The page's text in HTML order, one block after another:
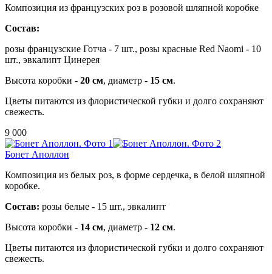
Композиция из французских роз в розовой шляпной коробке
Состав:
розы французские Готча - 7 шт., розы красные Red Naomi - 10
шт., эвкалипт Цинерея
Высота коробки - 20 см, диаметр - 15 см.
Цветы питаются из флористической губки и долго сохраняют
свежесть.
9 000
Бонет Аполлон
Композиция из белых роз, в форме сердечка, в белой шляпной
коробке.
Состав: розы белые - 15 шт., эвкалипт
Высота коробки - 14 см, диаметр - 12 см.
Цветы питаются из флористической губки и долго сохраняют
свежесть.